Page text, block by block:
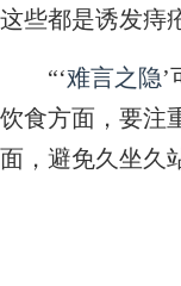
这些都是诱发痔
“‘难言之隐’
饮食方面，要注
面，避免久坐久